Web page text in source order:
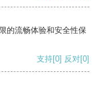
的流畅体验和安全性保
支持[0] 反对[0]